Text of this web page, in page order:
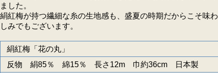
ました。
絹紅梅が持つ繊細な糸の生地感も、盛夏の時期だからこそ味
しみでもございます。
絹紅梅「花の丸」
反物 絹85％ 綿15％ 長さ12m 巾約36cm 日本製